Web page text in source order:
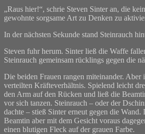
„Raus hier!“, schrie Steven Sinter an, die
gewohnte sorgsame Art zu Denken zu
In der nächsten Sekunde stand Steinrauch
Steven fuhr herum. Sinter ließ die Waffe
Steinrauch gemeinsam rücklings gegen die
Die beiden Frauen rangen miteinander. Aber
verteilten Kräfteverhältnis. Spielend leicht
den Arm auf den Rücken und ließ die
vor sich tanzen. Steinrauch – oder der
dachte – stieß Sinter erneut gegen die Wand.
Beamtin aber mit dem Gesicht voraus
einen blutigen Fleck auf der grauen Farbe.